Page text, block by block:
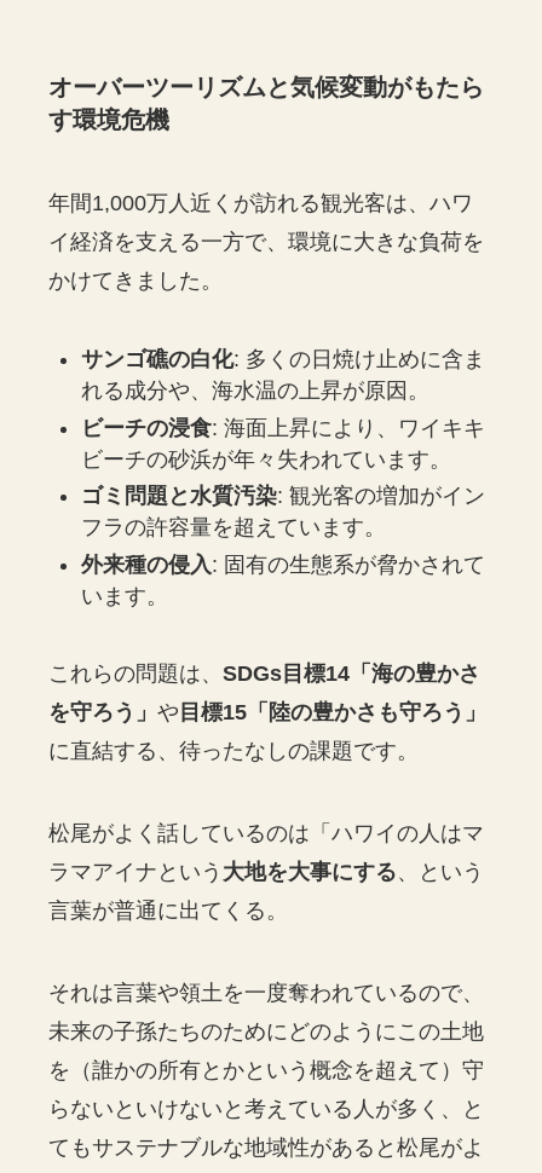
オーバーツーリズムと気候変動がもたら
す環境危機
年間1,000万人近くが訪れる観光客は、ハワ
イ経済を支える一方で、環境に大きな負荷を
かけてきました。
サンゴ礁の白化: 多くの日焼け止めに含ま
れる成分や、海水温の上昇が原因。
ビーチの浸食: 海面上昇により、ワイキキ
ビーチの砂浜が年々失われています。
ゴミ問題と水質汚染: 観光客の増加がイン
フラの許容量を超えています。
外来種の侵入: 固有の生態系が脅かされて
います。
これらの問題は、SDGs目標14「海の豊かさ
を守ろう」や 目標15「陸の豊かさも守ろう」
に直結する、待ったなしの課題です。
松尾がよく話しているのは「ハワイの人はマ
ラマアイナという 大地を大事にする、という
言葉が普通に出てくる。
それは言葉や領土を一度奪われているので、
未来の子孫たちのためにどのようにこの土地
を（誰かの所有とかという概念を超えて）守
らないといけないと考えている人が多く、と
てもサステナブルな地域性があると松尾がよ